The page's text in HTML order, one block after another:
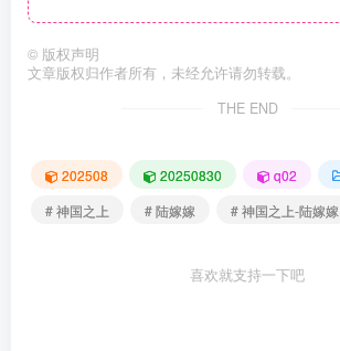
© 版权声明
文章版权归作者所有，未经允许请勿转载。
THE END
202508 20250830 q02
# 神国之上
# 陆嫁嫁 # 神国之上-陆嫁嫁
喜欢就支持一下吧